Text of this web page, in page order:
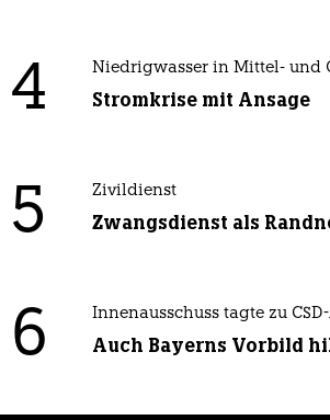
4 Niedrigwasser in Mittel- und
Stromkrise mit Ansage
5 Zivildienst
Zwangsdienst als
6 Innenausschuss tagte zu
Auch Bayerns Vorbild